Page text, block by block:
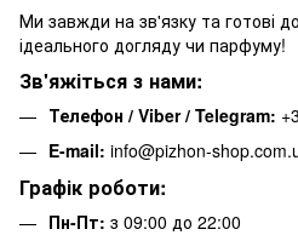
Ми завжди на зв'язку та готові
ідеального догляду чи парфуму!
Зв'яжіться з нами:
Телефон / Viber / Telegram:
E-mail: info@pizhon-
Графік роботи:
Пн-Пт: з 09:00 до 22:00